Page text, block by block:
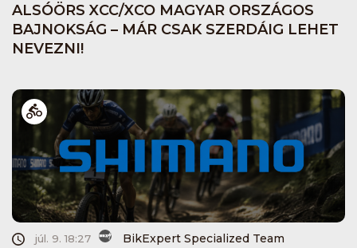
ALSÓÖRS XCC/XCO MAGYAR ORSZÁGOS
BAJNOKSÁG – MÁR CSAK SZERDÁIG LEHET
NEVEZNI!
júl. 9. 18:27 BikExpert Specialized Team